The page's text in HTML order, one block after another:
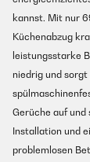
kannst. Mit nur
Küchenabzug
leistungsstarke
niedrig und
Gerüche auf und
Installation und
problemlosen